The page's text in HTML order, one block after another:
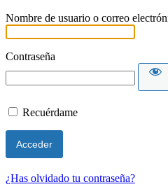
Nombre de usuario o correo
Contraseña
Recuérdame
¿Has olvidado tu contraseña?